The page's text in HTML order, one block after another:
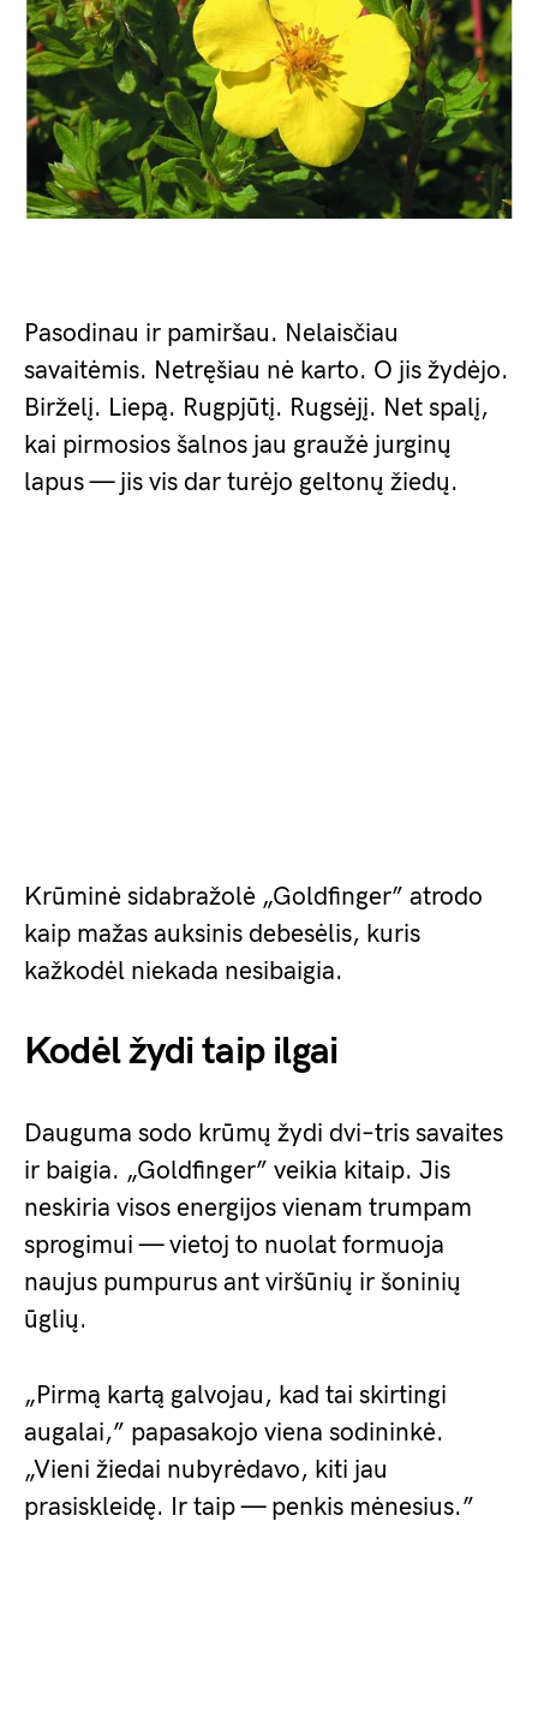
Pasodinau ir pamiršau. Nelaisčiau
savaitėmis. Netręšiau nė karto. O jis žydėjo.
Birželį. Liepą. Rugpjūtį. Rugsėjį. Net spalį,
kai pirmosios šalnos jau graužė jurginų
lapus — jis vis dar turėjo geltonų žiedų.
Krūminė sidabražolė „Goldfinger” atrodo
kaip mažas auksinis debesėlis, kuris
kažkodėl niekada nesibaigia.
Kodėl žydi taip ilgai
Dauguma sodo krūmų žydi dvi–tris savaites
ir baigia. „Goldfinger” veikia kitaip. Jis
neskiria visos energijos vienam trumpam
sprogimui — vietoj to nuolat formuoja
naujus pumpurus ant viršūnių ir šoninių
ūglių.
„Pirmą kartą galvojau, kad tai skirtingi
augalai,” papasakojo viena sodininkė.
„Vieni žiedai nubyrėdavo, kiti jau
prasiskleidę. Ir taip — penkis mėnesius.”